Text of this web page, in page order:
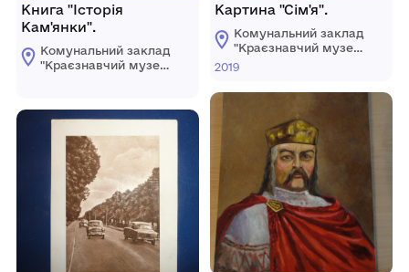
Книга "Історія
Кам'янки".
Комунальний заклад
"Краєзнавчий музей
ради
Картина "Сім'я".
Комунальний заклад
"Краєзнавчий музей
ім. У.Кармалюка"
ради
2019